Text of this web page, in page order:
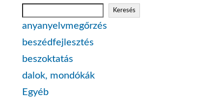
Keresés
anyanyelvmegőrzés
beszédfejlesztés
beszoktatás
dalok, mondókák
Egyéb